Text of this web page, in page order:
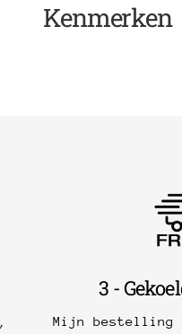
Kenmerken
3 -
Mijn bestelling